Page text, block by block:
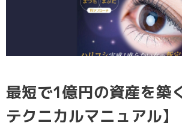
最短で1億円の資産を築
テクニカルマニュアル】